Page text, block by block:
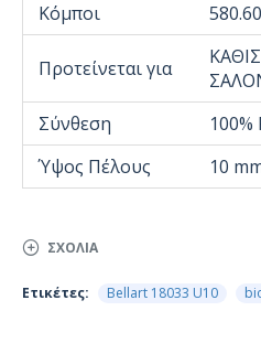
Κόμποι
Προτείνεται για
Σύνθεση
100%
Ύψος Πέλους
10
ΣΧΌΛΙΑ
Ετικέτες: Bellart 18033 U10